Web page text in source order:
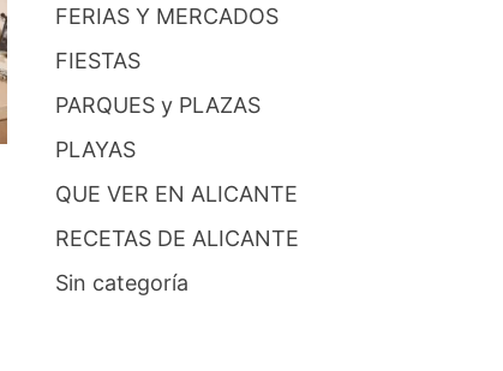
FERIAS Y MERCADOS
FIESTAS
PARQUES y PLAZAS
PLAYAS
QUE VER EN ALICANTE
RECETAS DE ALICANTE
Sin categoría